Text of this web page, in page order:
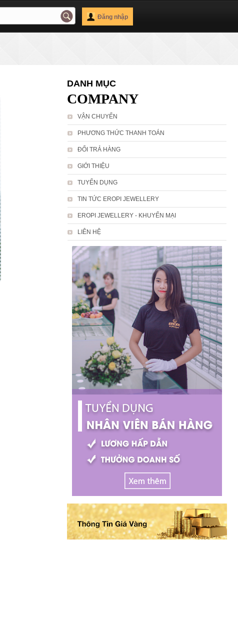
Đăng nhập
DANH MỤC
COMPANY
VẬN CHUYỂN
PHƯƠNG THỨC THANH TOÁN
ĐỔI TRẢ HÀNG
GIỚI THIỆU
TUYỂN DỤNG
TIN TỨC EROPI JEWELLERY
EROPI JEWELLERY - KHUYẾN MẠI
LIÊN HỆ